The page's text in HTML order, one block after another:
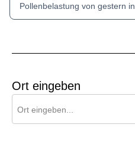
Pollenbelastung von gestern in
Ort eingeben
Ort eingeben...